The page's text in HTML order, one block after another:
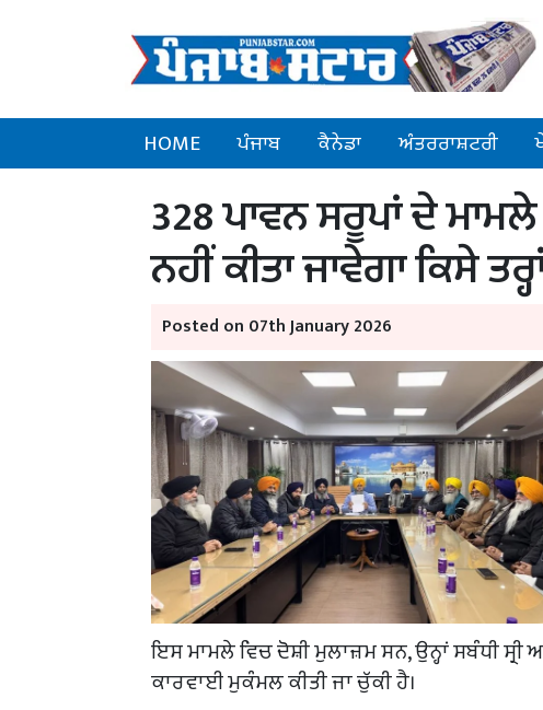
HOME ਪੰਜਾਬ ਕੈਨੇਡਾ ਅੰਤਰਰਾਸ਼ਟਰੀ
328 ਪਾਵਨ ਸਰੂਪਾਂ ਦੇ
ਨਹੀਂ ਕੀਤਾ ਜਾਵੇਗਾ ਕਿਸੇ
Posted on 07th January 2026
ਇਸ ਮਾਮਲੇ ਵਿਚ ਦੋਸ਼ੀ ਮੁਲਾਜ਼ਮ ਸਨ, ਉਨ੍ਹਾਂ ਸਬੰਧੀ
ਕਾਰਵਾਈ ਮੁਕੰਮਲ ਕੀਤੀ ਜਾ ਚੁੱਕੀ ਹੈ।